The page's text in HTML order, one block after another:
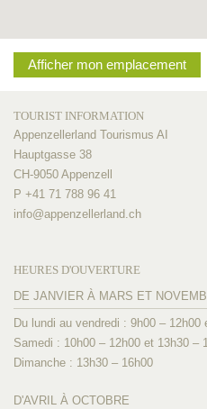
Afficher mon emplacement
TOURIST INFORMATION
Appenzellerland Tourismus AI
Hauptgasse 38
CH-9050 Appenzell
P +41 71 788 96 41
info@appenzellerland.ch
HEURES D'OUVERTURE
DE JANVIER À MARS ET
Du lundi au vendredi : 9h00 – 12h00
Samedi : 10h00 – 12h00 et 13h30 –
Dimanche : 13h30 – 16h00
D'AVRIL À OCTOBRE